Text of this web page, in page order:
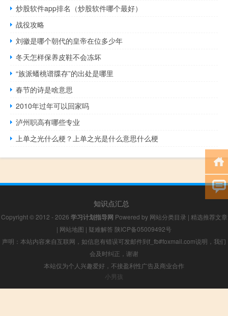
炒股软件app排名（炒股软件哪个最好）
战役攻略
刘徽是哪个朝代的皇帝在位多少年
冬天怎样保养皮鞋不会冻坏
“族派蟠桃谱牒存”的出处是哪里
春节的诗是啥意思
2010年过年可以回家吗
泸州职高有哪些专业
上单之光什么梗？上单之光是什么意思什么梗
知识点汇总
Copyright © 2012 - 2026 学习计划指导网 Powered by 网站分类目录 | 精选推荐文章
| 网站地图 | 疑难解答 陕ICP备05009492号
声明：本站内容来自互联网，如信息有错误可发邮件到f_fb#foxmail.com说明，我们
会及时纠正，谢谢
本站仅为个人兴趣爱好，不接盈利性广告及商业合作
小男孩